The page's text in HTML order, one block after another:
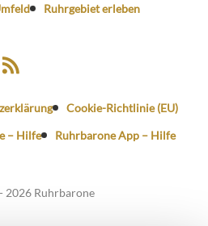
Ruhrgebiet erleben
Cookie-Richtlinie (EU)
– Hilfe
Ruhrbarone App – Hilfe
2026 Ruhrbarone